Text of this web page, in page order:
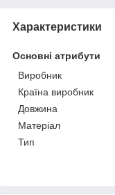
Характеристики
Основні атрибути
Виробник
Країна виробник
Довжина
Матеріал
Тип